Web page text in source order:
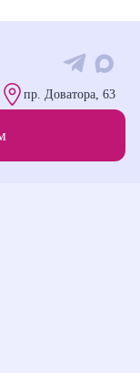
пр. Доватора, 63